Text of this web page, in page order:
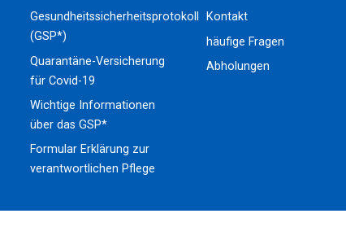
Gesundheitssicherheitsprotokoll
(GSP*)
Quarantäne-Versicherung
für Covid-19
Wichtige Informationen
über das GSP*
Formular Erklärung zur
verantwortlichen Pflege
Kontakt
häufige Fragen
Abholungen